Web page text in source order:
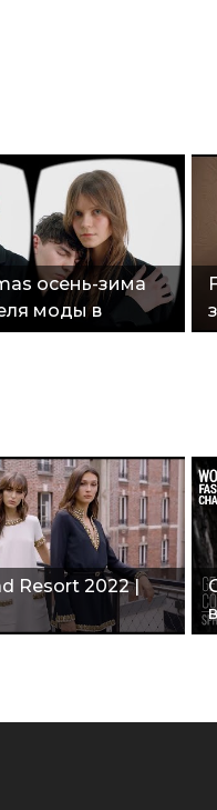
осень-зима
моды в
Resort 2022 |